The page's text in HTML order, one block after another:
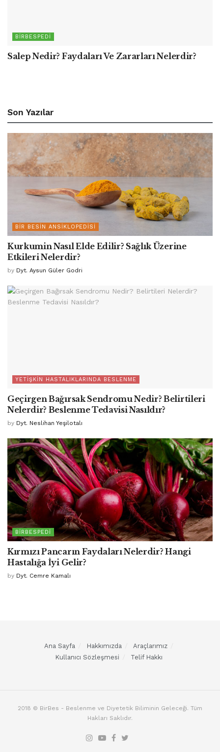
BIRBESPEDI
Salep Nedir? Faydaları Ve Zararları Nelerdir?
Son Yazılar
BIR BESIN ANSIKLOPEDISI
Kurkumin Nasıl Elde Edilir? Sağlık Üzerine
Etkileri Nelerdir?
by Dyt. Aysun Güler Godri
YETIŞKIN HASTALIKLARINDA BESLENME
Geçirgen Bağırsak Sendromu Nedir? Belirtileri
Nelerdir? Beslenme Tedavisi Nasıldır?
by Dyt. Neslihan Yeşilotalı
BIRBESPEDI
Kırmızı Pancarın Faydaları Nelerdir? Hangi
Hastalığa İyi Gelir?
by Dyt. Cemre Kamalı
Ana Sayfa Hakkımızda
Araçlarımız
Kullanıcı Sözleşmesi
Telif Hakkı
2018 © BirBes - Beslenme ve Diyetetik Biliminin Geleceği. Tüm
Hakları Saklıdır.